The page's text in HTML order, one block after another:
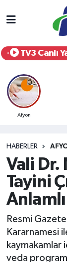
TV3 Canlı
Afyon
HABERLER
Vali Dr.
Tayini
Resmi
Kararnamesi
kaymakamlar
veda
Yurt
Afyon
Ekonomi
Siyaset
Eğitim
Sağlık
Teknoloji
Kültür -
Tüm
Son
Haber